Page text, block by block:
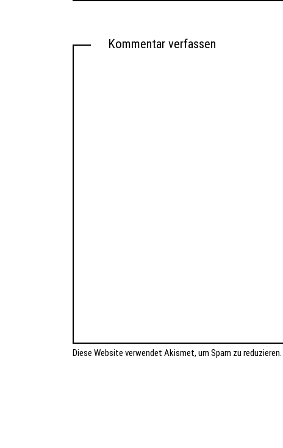
Kommentar verfassen
Diese Website verwendet Akismet, um Spam zu reduzieren.